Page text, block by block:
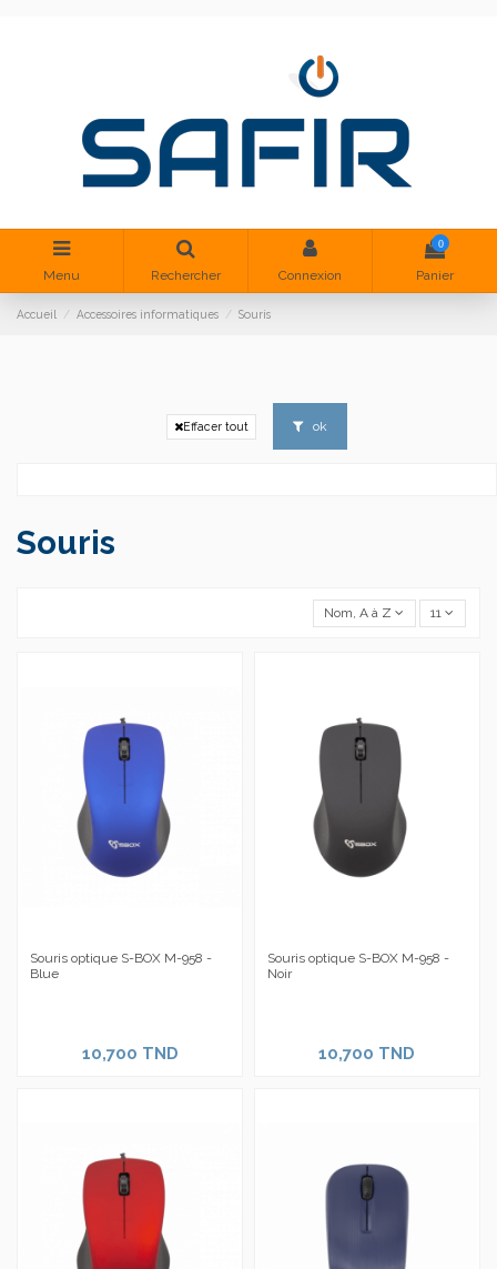
Menu Rechercher Connexion
0
Panier
Accueil Accessoires informatiques Souris
Souris
Nom, A à Z 11
Souris optique S-BOX M-958 -
Blue
10,700 TND
Souris optique S-BOX M-958 -
Noir
10,700 TND
Effacer tout ok